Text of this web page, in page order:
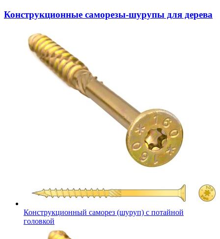
Конструкционные саморезы-шурупы для дерева
Конструкционный саморез (шуруп) с потайной
головкой